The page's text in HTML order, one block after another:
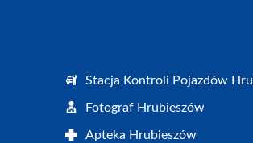
Stacja Kontroli Pojazdów
Fotograf Hrubieszów
Apteka Hrubieszów